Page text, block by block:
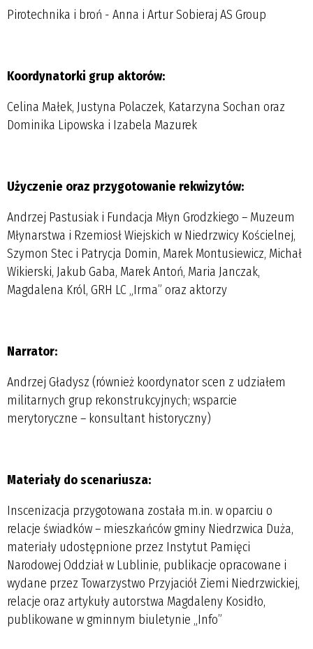
Pirotechnika i broń - Anna i Artur Sobieraj AS Group
Koordynatorki grup aktorów:
Celina Małek, Justyna Polaczek, Katarzyna Sochan oraz
Dominika Lipowska i Izabela Mazurek
Użyczenie oraz przygotowanie rekwizytów:
Andrzej Pastusiak i Fundacja Młyn Grodzkiego – Muzeum
Młynarstwa i Rzemiosł Wiejskich w Niedrzwicy Kościelnej,
Szymon Stec i Patrycja Domin, Marek Montusiewicz, Michał
Wikierski, Jakub Gaba, Marek Antoń, Maria Janczak,
Magdalena Król, GRH LC „Irma” oraz aktorzy
Narrator:
Andrzej Gładysz (również koordynator scen z udziałem
militarnych grup rekonstrukcyjnych; wsparcie
merytoryczne – konsultant historyczny)
Materiały do scenariusza:
Inscenizacja przygotowana została m.in. w oparciu o
relacje świadków – mieszkańców gminy Niedrzwica Duża,
materiały udostępnione przez Instytut Pamięci
Narodowej Oddział w Lublinie, publikacje opracowane i
wydane przez Towarzystwo Przyjaciół Ziemi Niedrzwickiej,
relacje oraz artykuły autorstwa Magdaleny Kosidło,
publikowane w gminnym biuletynie „Info”